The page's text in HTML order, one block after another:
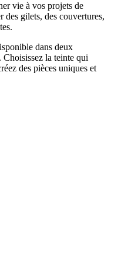
vie à vos projets de
des gilets, des couvertures,
dans deux
la teinte qui
des pièces uniques et